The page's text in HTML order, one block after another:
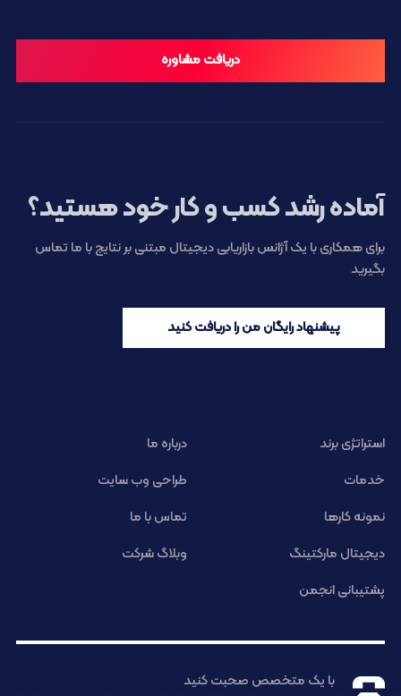
دریافت مشاوره
آماده رشد کسب و کار خود هستید؟
برای همکاری با یک آژانس بازاریابی دیجیتال مبتنی بر نتایج با ما تماس
بگیرید
پیشنهاد رایگان من را دریافت کنید
استراتژی برند
درباره ما
خدمات
طراحی وب سایت
نمونه کارها
تماس با ما
دیجیتال مارکتینگ
وبلاگ شرکت
پشتیبانی انجمن
با یک متخصص صحبت کنید